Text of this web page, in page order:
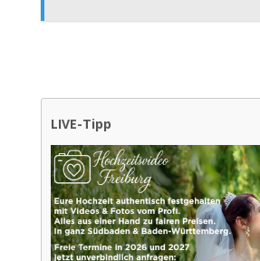
LIVE-Tipp